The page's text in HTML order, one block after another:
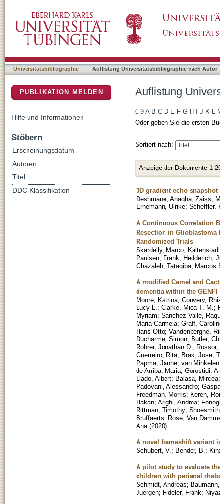
Universitätsbibliographie → Auflistung Universitätsbibliographie nach Autor
Auflistung
0-9 A B C D E F G H J K L
Oder geben Sie die ersten
Sortiert nach:
Anzeige der Dokumente 1-
3D gradient echo
Deshmane, Anagha; Zaiss,
Ernemann, Ulrike; Scheffler,
A Continuous Correlation
Resection in Glioblastoma
Randomized Trials
Skardelly, Marco;
Paulsen, Frank; Hedderich,
Ghazaleh; Tatagiba, Marcos
A modified Camel and
dementia within the GENFI
Moore, Katrina; Convery,
Lucy L. ; Clarke, Mica T. M. ;
Myriam; Sanchez-Valle,
Maria Carmela; Graff,
Hans-Otto; Vandenberghe,
Ducharme, Simon; Butler,
Rohrer, Jonathan D. ;
Guerreiro, Rita; Bras, Jose;
Papma, Janne; van
de Arriba, Maria; Gorostidi,
Llado, Albert; Balasa, Mircea
Padovani, Alessandro;
Freedman, Morris; Keren,
Hakan; Arighi, Andrea;
Rittman, Timothy;
Bruffaerts, Rose; Van
Ana (2020)
A novel frameshift variant
Schubert, V. ; Bender, B. ;
A pilot study to evaluate
children with perianal
Schmidt, Andreas;
Juergen; Fideler, Frank;
PUBLIKATION MELDEN
Hilfe und Informationen
Stöbern
Erscheinungsdatum
Autoren
Titel
DDC-Klassifikation